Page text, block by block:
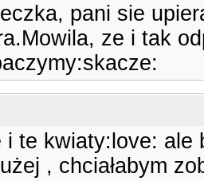
pani sie
ze i tak
i te kwiaty:love: ale
, chciałabym